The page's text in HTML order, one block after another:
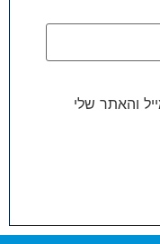
והאתר שלי